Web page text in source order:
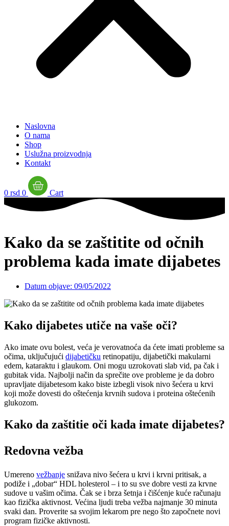
Naslovna
O nama
Shop
Uslužna proizvodnja
Kontakt
0 rsd 0 Cart
Kako da se zaštitite od očnih
problema kada imate dijabetes
Datum objave: 09/05/2022
Kako dijabetes utiče na vaše oči?
Ako imate ovu bolest, veća je verovatnoća da ćete imati probleme sa
očima, uključujući dijabetičku retinopatiju, dijabetički makularni
edem, kataraktu i glaukom. Oni mogu uzrokovati slab vid, pa čak i
gubitak vida. Najbolji način da sprečite ove probleme je da dobro
upravljate dijabetesom kako biste izbegli visok nivo šećera u krvi
koji može dovesti do oštećenja krvnih sudova i proteina oštećenih
glukozom.
Kako da zaštitie oči kada imate dijabetes?
Redovna vežba
Umereno vežbanje snižava nivo šećera u krvi i krvni pritisak, a
podiže i „dobar“ HDL holesterol – i to su sve dobre vesti za krvne
sudove u vašim očima. Čak se i brza šetnja i čišćenje kuće računaju
kao fizička aktivnost. Većina ljudi treba vežba najmanje 30 minuta
svaki dan. Proverite sa svojim lekarom pre nego što započnete novi
program fizičke aktivnosti.